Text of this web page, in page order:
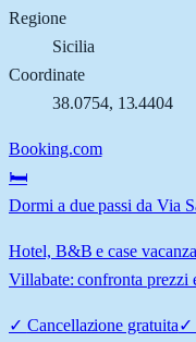
Regione
Sicilia
Coordinate
38.0754, 13.4404
Booking.com
🛏️
Dormi a due passi da Via
Hotel, B&B e case
Villabate: confronta prezzi
✓ Cancellazione gratuita✓